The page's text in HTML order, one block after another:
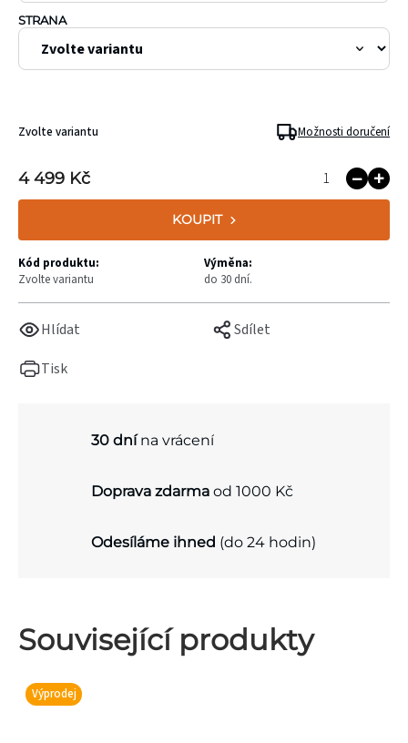
STRANA
Tisk
Hlídat Sdílet
4 499 Kč
KOUPIT
Zvolte variantu Možnosti doručení
Kód produktu:
Zvolte variantu
Výměna:
do 30 dní.
30 dnína vrácení
Doprava zdarma od 1000 Kč
Odesíláme ihned (do 24 hodin)
Související produkty
Výprodej